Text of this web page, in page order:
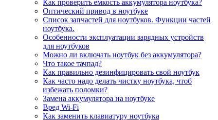
Как проверить емкость аккумулятора ноутбука?
Оптический привод в ноутбуке
Список запчастей для ноутбуков. Функции частей
ноутбука.
Особенности эксплуатации зарядных устройств
для ноутбуков
Можно ли включать ноутбук без аккумулятора?
Что такое тачпад?
Как правильно дезинфицировать свой ноутбук
Как часто надо делать чистку ноутбука, чтоб
избежать поломки?
Замена аккумулятора на ноутбуке
Вред Wi-Fi
Как заменить клавиатуру ноутбука